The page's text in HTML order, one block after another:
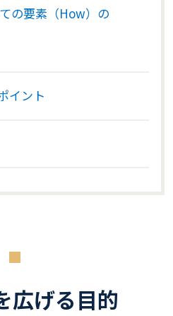
の要素（How）の
イント
広げる目的